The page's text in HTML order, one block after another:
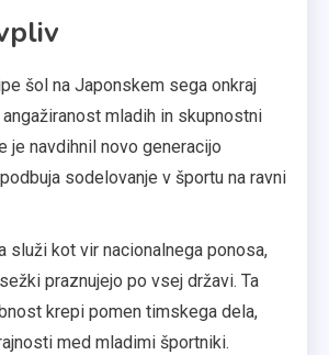
šol na Japonskem sega onkraj
mladih in skupnostni
je navdihnil novo generacijo
sodelovanje v športu na ravni
služi kot vir nacionalnega ponosa,
praznujejo po vsej državi. Ta
krepi pomen timskega dela,
med mladimi športniki.